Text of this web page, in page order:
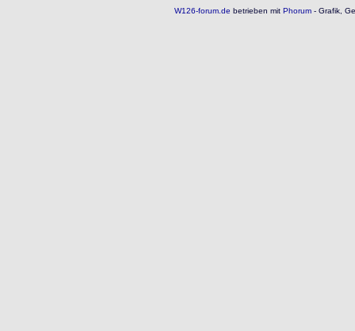
W126-forum.de betrieben mitPhorum- Grafik,